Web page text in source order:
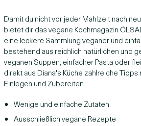
Damit du nicht vor jeder Mahlzeit nach
bietet dir das vegane Kochmagazin
eine leckere Sammlung veganer und
bestehend aus reichlich natürlichen und
veganen Suppen, einfacher Pasta oder
direkt aus Diana's Küche zahlreiche
Einlegen und Zubereiten.
Wenige und einfache Zutaten
Ausschließlich vegane Rezepte